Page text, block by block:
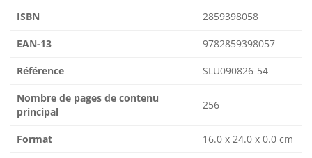
ISBN 2859398058
EAN-13 9782859398057
Référence SLU090826-54
Nombre de pages de contenu
principal
256
Format 16.0 x 24.0 x 0.0 cm